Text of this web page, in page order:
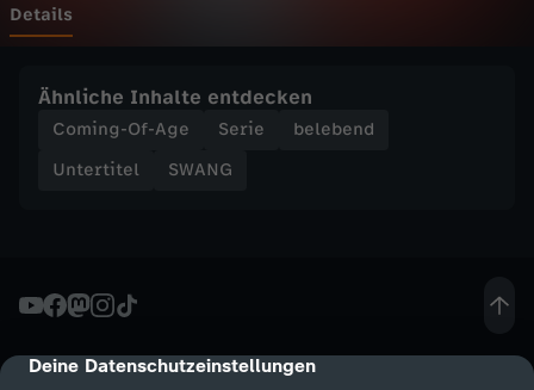
cmp-dialog-description
Deine Datenschutzeinstellungen
l
s
u
i
Details
Ähnliche Inhalte entdecken
Coming-Of-Age Serie
belebend
Untertitel
SWANG